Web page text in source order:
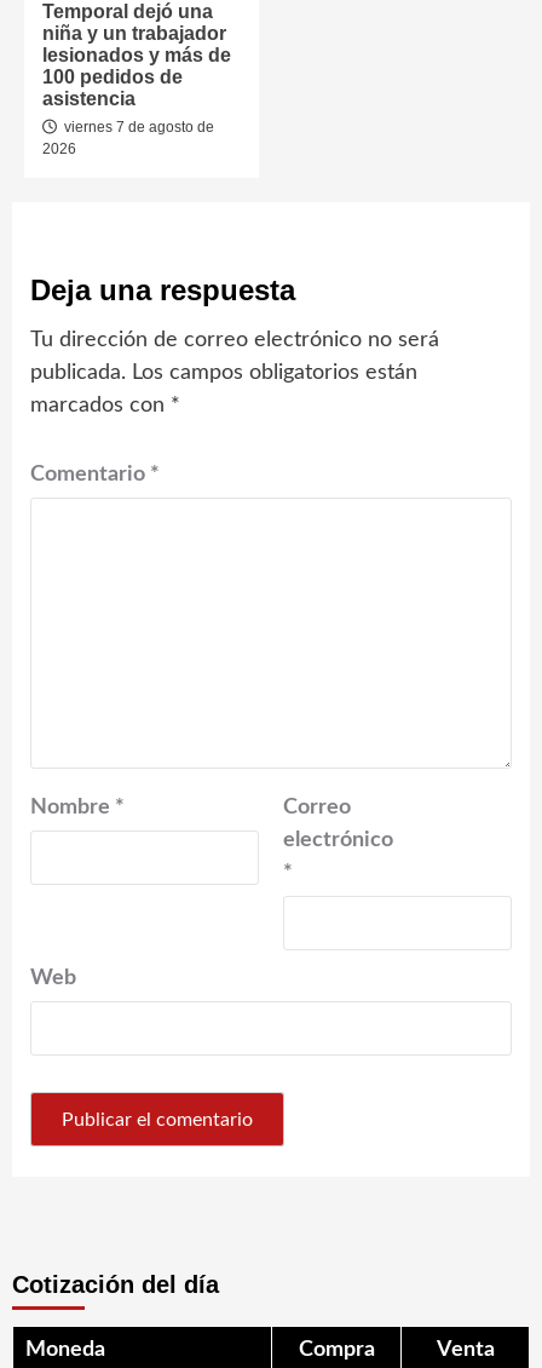
Temporal dejó una
niña y un trabajador
lesionados y más de
100 pedidos de
asistencia
viernes 7 de agosto de
2026
Deja una respuesta
Tu dirección de correo electrónico no será
publicada. Los campos obligatorios están
marcados con *
Comentario *
Nombre *
Correo
electrónico
*
Web
Cotización del día
Moneda Compra Venta